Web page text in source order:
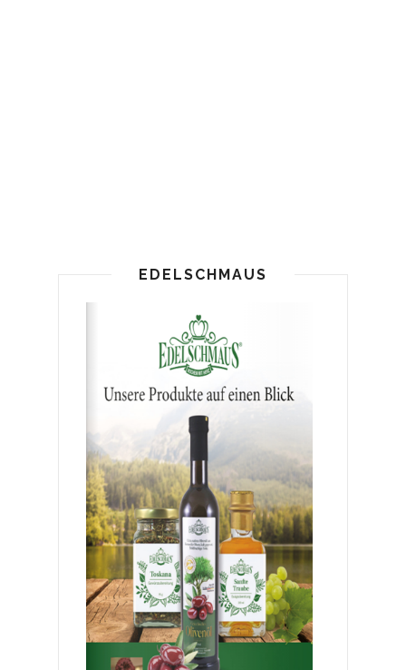
EDELSCHMAUS